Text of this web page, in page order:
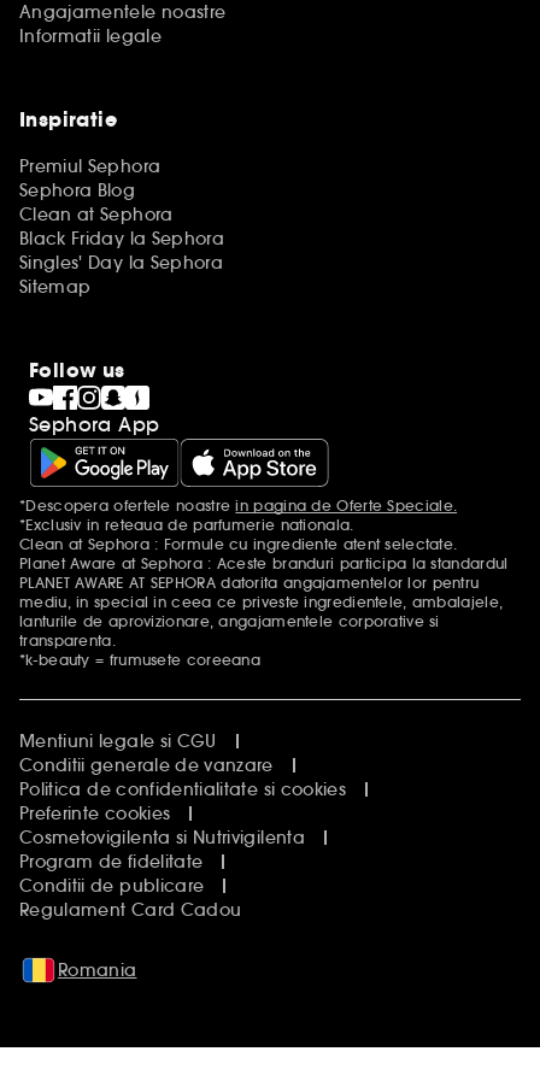
Angajamentele noastre
Informatii legale
Inspiratie
Premiul Sephora
Sephora Blog
Clean at Sephora
Black Friday la Sephora
Singles' Day la Sephora
Sitemap
Follow us
Sephora App
Mentiuni aditionale
*Descopera ofertele noastrein pagina de Oferte Speciale.
*Exclusiv in reteaua de parfumerie nationala.
Clean at Sephora : Formule cu ingrediente atent selectate.
Planet Aware at Sephora : Aceste branduri participa la standardul
PLANET AWARE AT SEPHORA datorita angajamentelor lor pentru
mediu, in special in ceea ce priveste ingredientele, ambalajele,
lanturile de aprovizionare, angajamentele corporative si
transparenta.
*k-beauty = frumusete coreeana
Mentiuni legale si CGU
Conditii generale de vanzare
Politica de confidentialitate si cookies
Preferinte cookies
Cosmetovigilenta si Nutrivigilenta
Program de fidelitate
Conditii de publicare
Regulament Card Cadou
Romania